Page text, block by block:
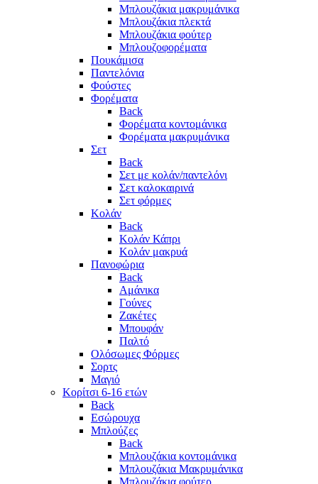
Μπλουζάκια μακρυμάνικα
Μπλουζάκια πλεκτά
Μπλουζάκια φούτερ
Μπλουζοφορέματα
Πουκάμισα
Παντελόνια
Φούστες
Φορέματα
Back
Φορέματα κοντομάνικα
Φορέματα μακρυμάνικα
Σετ
Back
Σετ με κολάν/παντελόνι
Σετ καλοκαιρινά
Σετ φόρμες
Κολάν
Back
Κολάν Κάπρι
Κολάν μακρυά
Πανοφώρια
Back
Αμάνικα
Γούνες
Ζακέτες
Μπουφάν
Παλτό
Ολόσωμες Φόρμες
Σορτς
Μαγιό
Κορίτσι 6-16 ετών
Back
Εσώρουχα
Μπλούζες
Back
Μπλουζάκια κοντομάνικα
Μπλουζάκια Μακρυμάνικα
Μπλουζάκια φούτερ